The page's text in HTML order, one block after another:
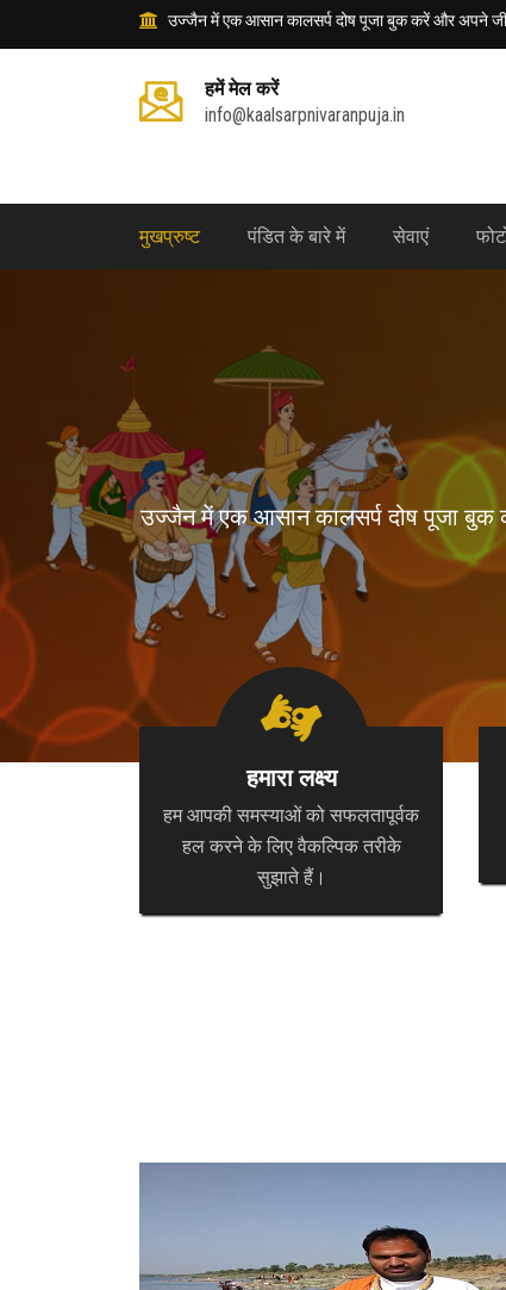
उज्जैन में एक आसान कालसर्प दोष पूजा बुक करें और अपने
हमें मेल करें
info@kaalsarpnivaranpuja.in
मुखप्रुष्ट पंडित के बारे में सेवाएं
उज्जैन में एक आसान कालसर्प दोष पूजा
हमारा लक्ष्य
हम आपकी समस्याओं को सफलतापूर्वक
हल करने के लिए वैकल्पिक तरीके
सुझाते हैं।